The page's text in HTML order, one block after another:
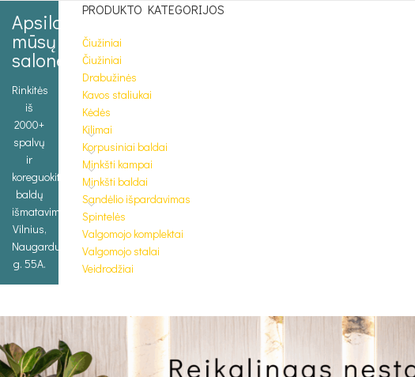
Apsilankykite
mūsų
salone
Rinkitės
iš
2000+
spalvų
ir
koreguokite
baldų
išmatavimus.
Vilnius,
Naugarduko
g. 55A.
PRODUKTO KATEGORIJOS
Čiužiniai
Čiužiniai
Drabužinės
Kavos staliukai
Kėdės
Kilimai
Korpusiniai baldai
Minkšti kampai
Minkšti baldai
Sandėlio išpardavimas
Spintelės
Valgomojo komplektai
Valgomojo stalai
Veidrodžiai